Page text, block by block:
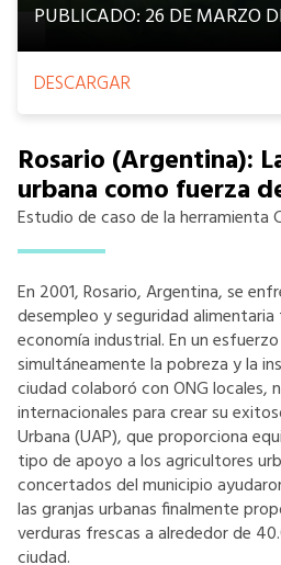
PUBLICADO: 26 DE MARZO
DESCARGAR
Rosario (Argentina):
urbana como fuerza
Estudio de caso de la herramienta
En 2001, Rosario, Argentina, se
desempleo y seguridad
economía industrial. En un
simultáneamente la pobreza y la
ciudad colaboró con ONG locales,
internacionales para crear su
Urbana (UAP), que proporciona
tipo de apoyo a los agricultores
concertados del municipio
las granjas urbanas finalmente
verduras frescas a alrededor de
ciudad.